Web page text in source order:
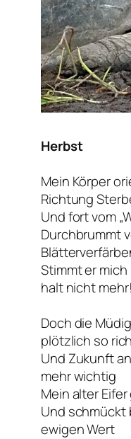
Herbst
Mein Körper
Richtung
Und fort vom
Durchbrummt
Stimmt er
halt nicht
Doch die
plötzlich so
Und Zukunft
mehr wichtig
Mein alter
Und schmückt
ewigen Wert